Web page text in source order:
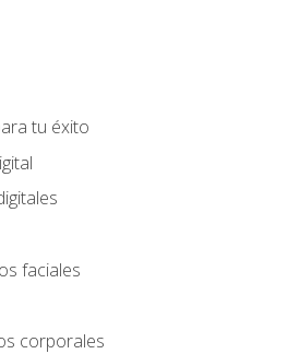
tu éxito
faciales
corporales